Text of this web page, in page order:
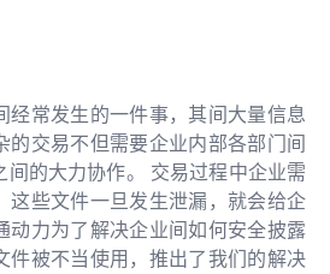
经常发生的一件事，其间大量信息
的交易不但需要企业内部各部门间
间的大力协作。 交易过程中企业需
这些文件一旦发生泄漏，就会给企
动力为了解决企业间如何安全披露
件被不当使用，推出了我们的解决